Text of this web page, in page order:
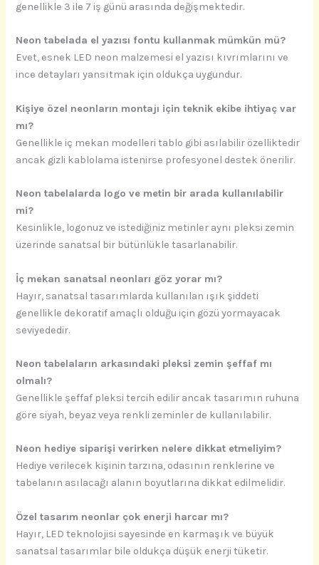
genellikle 3 ile 7 iş günü arasında değişmektedir.
Neon tabelada el yazısı fontu kullanmak mümkün mü?
Evet, esnek LED neon malzemesi el yazısı kıvrımlarını ve
ince detayları yansıtmak için oldukça uygundur.
Kişiye özel neonların montajı için teknik ekibe ihtiyaç var
mı?
Genellikle iç mekan modelleri tablo gibi asılabilir özelliktedir
ancak gizli kablolama istenirse profesyonel destek önerilir.
Neon tabelalarda logo ve metin bir arada kullanılabilir
mi?
Kesinlikle, logonuz ve istediğiniz metinler aynı pleksi zemin
üzerinde sanatsal bir bütünlükle tasarlanabilir.
İç mekan sanatsal neonları göz yorar mı?
Hayır, sanatsal tasarımlarda kullanılan ışık şiddeti
genellikle dekoratif amaçlı olduğu için gözü yormayacak
seviyededir.
Neon tabelaların arkasındaki pleksi zemin şeffaf mı
olmalı?
Genellikle şeffaf pleksi tercih edilir ancak tasarımın ruhuna
göre siyah, beyaz veya renkli zeminler de kullanılabilir.
Neon hediye siparişi verirken nelere dikkat etmeliyim?
Hediye verilecek kişinin tarzına, odasının renklerine ve
tabelanın asılacağı alanın boyutlarına dikkat edilmelidir.
Özel tasarım neonlar çok enerji harcar mı?
Hayır, LED teknolojisi sayesinde en karmaşık ve büyük
sanatsal tasarımlar bile oldukça düşük enerji tüketir.